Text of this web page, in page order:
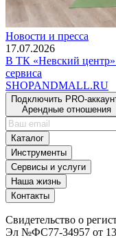
Новости и пресса
17.07.2026
В ТК «Невский центр»
сервиса
SHOPANDMALL.RU
Подключить PRO-
Арендные отношения
Каталог
Инструменты
Сервисы и услуги
Наша жизнь
Контакты
Свидетельство о
Эл №ФС77-34957 от